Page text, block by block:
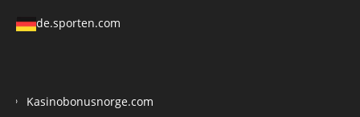
de.sporten.com
Kasinobonusnorge.com